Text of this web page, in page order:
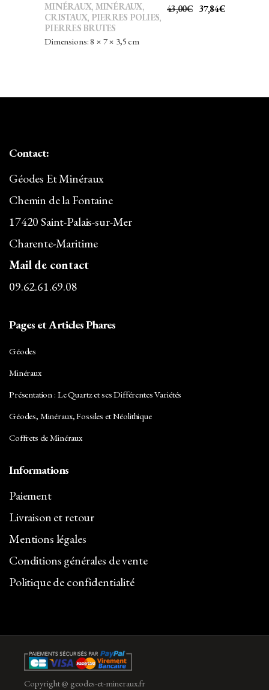
43,00€ LE
37,84€LE
MINÉRAUX, MINÉRAUX,
CRISTAUX, PIERRES POLIES,
PIERRES BRUTES
Dimensions: 8 × 7 × 3,5 cm
Contact:
Géodes Et Minéraux
Chemin de la Fontaine
17420 Saint-Palais-sur-Mer
Charente-Maritime
Mail de contact
09.62.61.69.08
Pages et Articles Phares
Géodes
Minéraux
Présentation : Le Quartz et ses Différentes Variétés
Géodes, Minéraux, Fossiles et Néolithique
Coffrets de Minéraux
Informations
Paiement
Livraison et retour
Mentions légales
Conditions générales de vente
Politique de confidentialité
Copyright @ geodes-et-mineraux.fr